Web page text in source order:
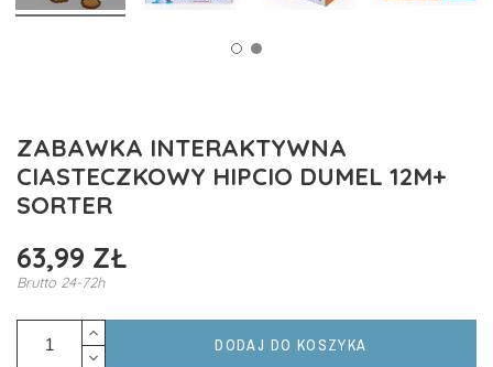
ZABAWKA INTERAKTYWNA
CIASTECZKOWY HIPCIO DUMEL 12M+
SORTER
63,99 ZŁ
Brutto 24-72h
DODAJ DO KOSZYKA